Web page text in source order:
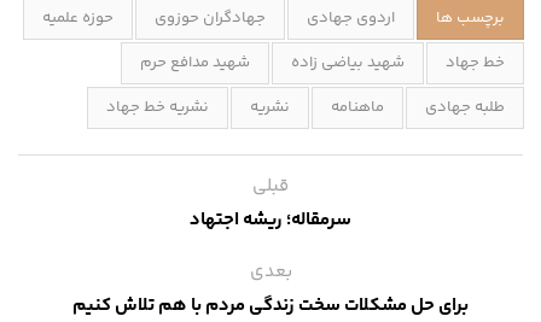
برچسب ها اردوی جهادی جهادگران حوزوی
حوزه علمیه
خط جهاد
شهید بیاضی زاده
شهید مدافع حرم
طلبه جهادی
ماهنامه نشریه نشریه خط جهاد
قبلی
سرمقاله؛ ریشه اجتهاد
بعدی
برای حل مشکلات سخت زندگی مردم با هم تلاش کنیم